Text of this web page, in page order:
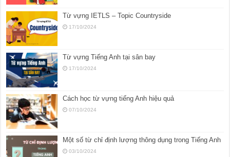
Từ vựng IETLS – Topic Countryside
17/10/2024
Từ vựng Tiếng Anh tại sân bay
17/10/2024
Cách học từ vựng tiếng Anh hiệu quả
07/10/2024
Một số từ chỉ định lượng thông dụng trong Tiếng Anh
03/10/2024